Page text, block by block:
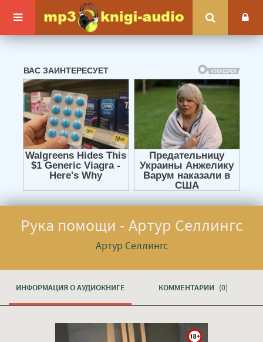
Рука помощи - Артур Селлингс
Артур Селлингс
ИНФОРМАЦИЯ О АУДИОКНИГЕ КОММЕНТАРИИ (0)